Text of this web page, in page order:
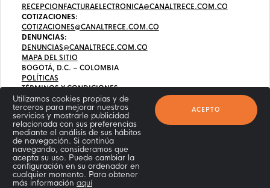
Utilizamos cookies propias y de
terceros para mejorar nuestros
servicios y mostrarle publicidad
relacionada con sus preferencias
mediante el análisis de sus hábitos
de navegación. Si continúa
navegando, consideramos que
acepta su uso. Puede cambiar la
configuración en su ordenador en
cualquier momento. Para obtener
más información aquí
ACEPTO
RECEPCIONFACTURAELECTRONICA@CANALTRECE.COM.CO
COTIZACIONES:
COTIZACIONES@CANALTRECE.COM.CO
DENUNCIAS:
DENUNCIAS@CANALTRECE.COM.CO
MAPA DEL SITIO
BOGOTÁ, D.C. – COLOMBIA
POLÍTICAS
TÉRMINOS Y CONDICIONES